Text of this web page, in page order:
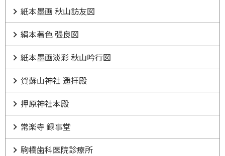
紙本墨画 秋山訪友図
絹本著色 張良図
紙本墨画淡彩 秋山吟行図
賀蘇山神社 遥拝殿
押原神社本殿
常楽寺 録事堂
駒橋歯科医院診療所